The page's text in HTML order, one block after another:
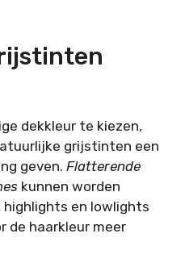
dekkleur te kiezen,
grijstinten een
geven. Flatterende
kunnen worden
highlights en lowlights
de haarkleur meer